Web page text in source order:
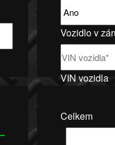
Vozidlo v
VIN vozidla
Celkem